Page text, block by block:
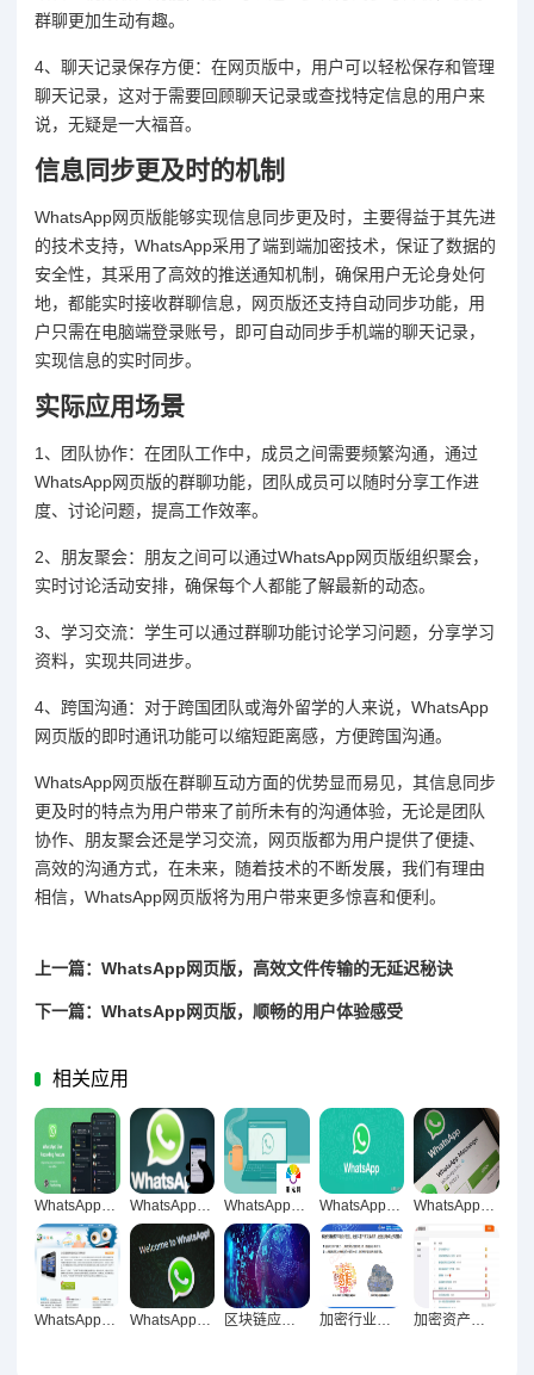
群聊更加生动有趣。
4、聊天记录保存方便：在网页版中，用户可以轻松保存和管理
聊天记录，这对于需要回顾聊天记录或查找特定信息的用户来
说，无疑是一大福音。
信息同步更及时的机制
WhatsApp网页版能够实现信息同步更及时，主要得益于其先进
的技术支持，WhatsApp采用了端到端加密技术，保证了数据的
安全性，其采用了高效的推送通知机制，确保用户无论身处何
地，都能实时接收群聊信息，网页版还支持自动同步功能，用
户只需在电脑端登录账号，即可自动同步手机端的聊天记录，
实现信息的实时同步。
实际应用场景
1、团队协作：在团队工作中，成员之间需要频繁沟通，通过
WhatsApp网页版的群聊功能，团队成员可以随时分享工作进
度、讨论问题，提高工作效率。
2、朋友聚会：朋友之间可以通过WhatsApp网页版组织聚会，
实时讨论活动安排，确保每个人都能了解最新的动态。
3、学习交流：学生可以通过群聊功能讨论学习问题，分享学习
资料，实现共同进步。
4、跨国沟通：对于跨国团队或海外留学的人来说，WhatsApp
网页版的即时通讯功能可以缩短距离感，方便跨国沟通。
WhatsApp网页版在群聊互动方面的优势显而易见，其信息同步
更及时的特点为用户带来了前所未有的沟通体验，无论是团队
协作、朋友聚会还是学习交流，网页版都为用户提供了便捷、
高效的沟通方式，在未来，随着技术的不断发展，我们有理由
相信，WhatsApp网页版将为用户带来更多惊喜和便利。
上一篇：WhatsApp网页版，高效文件传输的无延迟秘诀
下一篇：WhatsApp网页版，顺畅的用户体验感受
相关应用
WhatsApp网页版音视频流畅体验升级，技术革新驱动清晰稳定新突破 WhatsApp网页版重构跨境沟通生态，全球合作伙伴无缝对接新范式 WhatsApp网页版打造安全加密传输新生态 WhatsApp网页版开启高清自然视频语音通话新纪元 WhatsApp网页版，重构跨平台沟通生态的高效新范式
WhatsApp网页版赋能跨境教育互动，构筑无界学习新生态 WhatsApp网页版，跨境企业沟通破壁的效率革命引擎 区块链应用创新，数字经济未来核心引擎 加密行业生态进化论，从碎片到完整生态的演进之路 加密资产投资，从野蛮生长到成熟市场的蜕变之路